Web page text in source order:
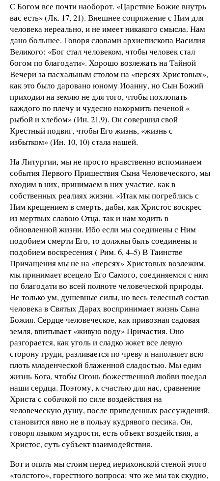
С Богом все почти наоборот. «Царствие Божие внутрь
вас есть» (Лк. 17, 21). Внешнее сопряжение с Ним для
человека нереально, и не имеет никакого смысла. Нам
дано большее. Говоря словами архиепископа Василия
Великого: «Бог стал человеком, чтобы человек стал
богом по благодати». Хорошо возлежать на Тайной
Вечери за пасхальным столом на «персях Христовых»,
как это было даровано юному Иоанну, но Сын Божий
приходил на землю не для того, чтобы похлопать
каждого по плечу и чудесно накормить печеной «
рыбой и хлебом» (Ин. 21,9). Он совершил свой
Крестный подвиг, чтобы Его жизнь, «жизнь с
избытком» (Ин. 10, 10) стала нашей.
На Литургии, мы не просто нравственно вспоминаем
события Первого Пришествия Сына Человеческого, мы
входим в них, принимаем в них участие, как в
собственных реалиях жизни. «Итак мы погреблись с
Ним крещением в смерть, дабы, как Христос воскрес
из мертвых славою Отца, так и нам ходить в
обновленной жизни. Ибо если мы соединены с Ним
подобием смерти Его, то должны быть соединены и
подобием воскресения ( Рим. 6, 4–5) В Таинстве
Причащения мы не на «персях» Христовых возлежим,
мы принимает всецело Его Самого, соединяемся с ним
по благодати во всей полноте человеческой природы.
Не только ум, душевные силы, но весь телесный состав
человека в Святых Дарах воспринимает жизнь Сына
Божия. Сердце человеческое, как привозная садовая
земля, впитывает «живую воду» Причастия. Оно
разгорается, как уголь и сладко жжет все левую
сторону груди, разливается по чреву и наполняет всю
плоть младенческой блаженной сладостью. Мы едим
жизнь Бога, чтобы Огонь божественной любви поедал
наши сердца. Поэтому, к счастью для нас, сравнение
Христа с собачкой по силе воздействия на
человеческую душу, после приведенных рассуждений,
становится явно не в пользу кудрявого песика. Он,
говоря языком мудрости, есть объект воздействия, а
Христос, суть субъект взаимодействия.
Вот и опять мы стоим перед иерихонской стеной этого
«толстого», горестного вопроса: что же мы так скудно,